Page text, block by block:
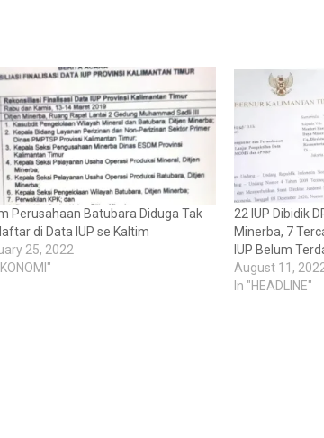
Perusahaan Batubara Diduga Tak
di Data IUP se Kaltim
25, 2022
22 IUP Dibidik
Minerba, 7
IUP Belum
August 11,
In "HEADLINE"